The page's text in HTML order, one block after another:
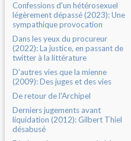
Confessions d'un hétérosexuel
légèrement dépassé (2023): Une
sympathique provocation
Dans les yeux du procureur
(2022): La justice, en passant de
twitter à la littérature
D'autres vies que la mienne
(2009): Des juges et des vies
De retour de l'Archipel
Derniers jugements avant
liquidation (2012): Gilbert Thiel
désabusé